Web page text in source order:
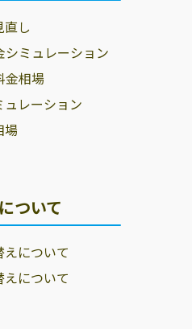
直し
シミュレーション
金相場
レーション
場
ついて
について
について